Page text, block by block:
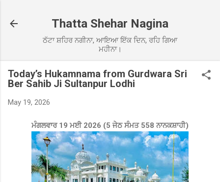
Thatta Shehar Nagina
ਠੱਟਾ ਸ਼ਹਿਰ ਨਗੀਨਾ, ਆਇਆ ਇੱਕ ਦਿਨ, ਰਹਿ ਗਿਆ
ਮਹੀਨਾ।
Today’s Hukamnama from Gurdwara Sri
Ber Sahib Ji Sultanpur Lodhi
May 19, 2026
ਮੰਗਲਵਾਰ 19 ਮਈ 2026 (5 ਜੇਠ ਸੰਮਤ 558 ਨਾਨਕਸ਼ਾਹੀ)